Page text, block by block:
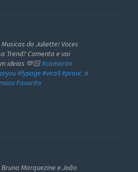
Musicas da Juliette! Voces
Trend? Comenta e vai
ideias 🫶🏻#camarim
#fypage#virall#pravc ♬
Favorito
Bruna Marquezine e João